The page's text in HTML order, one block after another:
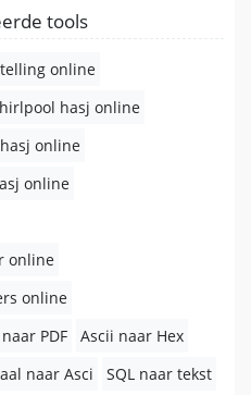
tools
online
hasj online
online
online
online
online
naar PDF
Ascii naar Hex
naar Asci
SQL naar tekst